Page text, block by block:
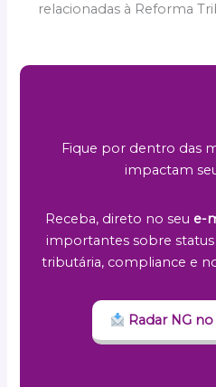
relacionadas à Reforma
Fique por dentro das
impactam
Receba, direto no seu e-
importantes sobre
tributária, compliance e
Radar NG